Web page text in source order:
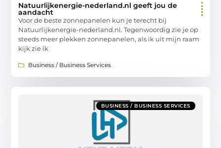
Natuurlijkenergie-nederland.nl geeft jou de
aandacht
Voor de beste zonnepanelen kun je terecht bij
Natuurlijkenergie-nederland.nl. Tegenwoordig zie je op
steeds meer plekken zonnepanelen, als ik uit mijn raam
kijk zie ik
Business / Business Services
BUSINESS / BUSINESS SERVICES